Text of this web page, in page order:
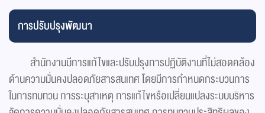
การปรับปรุงพัฒนา
สำนักงานมีการแก้ไขและปรับปรุงการปฏิบัติงานที่ไม่สอดคล้อง
ด้านความมั่นคงปลอดภัยสารสนเทศ โดยมีการกำหนดกระบวนการ
ในการทบทวน การระบุสาเหตุ การแก้ไขหรือเปลี่ยนแปลงระบบบริหาร